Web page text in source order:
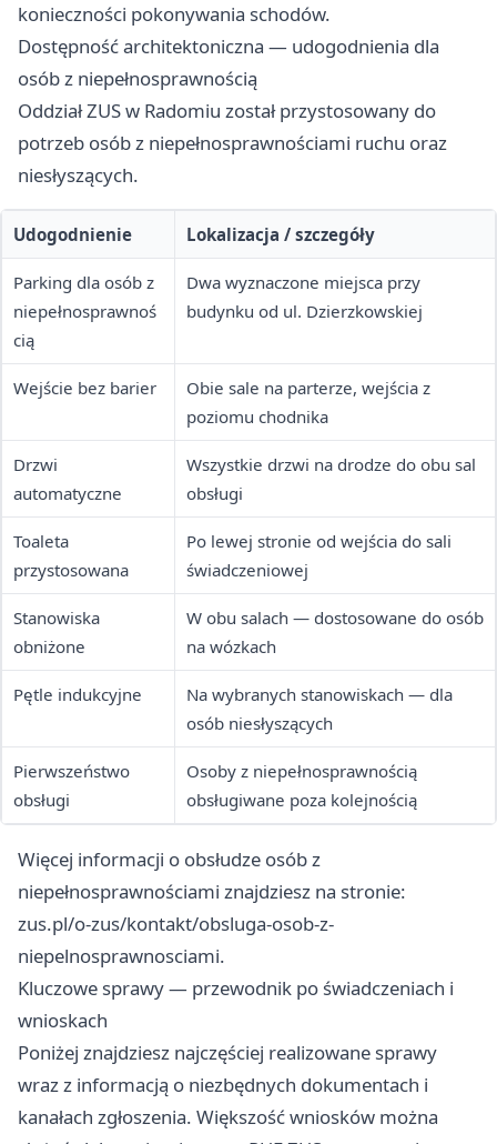
konieczności pokonywania schodów.
Dostępność architektoniczna — udogodnienia dla
osób z niepełnosprawnością
Oddział ZUS w Radomiu został przystosowany do
potrzeb osób z niepełnosprawnościami ruchu oraz
niesłyszących.
Udogodnienie Lokalizacja / szczegóły
Parking dla osób z
niepełnosprawnoś
cią
Dwa wyznaczone miejsca przy
budynku od ul. Dzierzkowskiej
Wejście bez barier
Obie sale na parterze, wejścia z
poziomu chodnika
Drzwi
automatyczne
Wszystkie drzwi na drodze do obu sal
obsługi
Toaleta
przystosowana
Po lewej stronie od wejścia do sali
świadczeniowej
Stanowiska
obniżone
W obu salach — dostosowane do osób
na wózkach
Pętle indukcyjne
Na wybranych stanowiskach — dla
osób niesłyszących
Pierwszeństwo
obsługi
Osoby z niepełnosprawnością
obsługiwane poza kolejnością
Więcej informacji o obsłudze osób z
niepełnosprawnościami znajdziesz na stronie:
zus.pl/o-zus/kontakt/obsluga-osob-z-
niepelnosprawnosciami.
Kluczowe sprawy — przewodnik po świadczeniach i
wnioskach
Poniżej znajdziesz najczęściej realizowane sprawy
wraz z informacją o niezbędnych dokumentach i
kanałach zgłoszenia. Większość wniosków można